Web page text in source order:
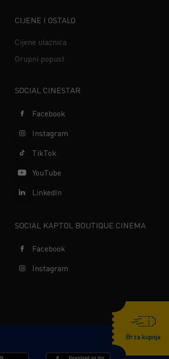
CIJENE I OSTALO
Cijene ulaznica
Grupni popust
SOCIAL CINESTAR
Facebook
Instagram
TikTok
YouTube
LinkedIn
SOCIAL KAPTOL BOUTIQUE CINEMA
Facebook
Instagram
Brza kupnja